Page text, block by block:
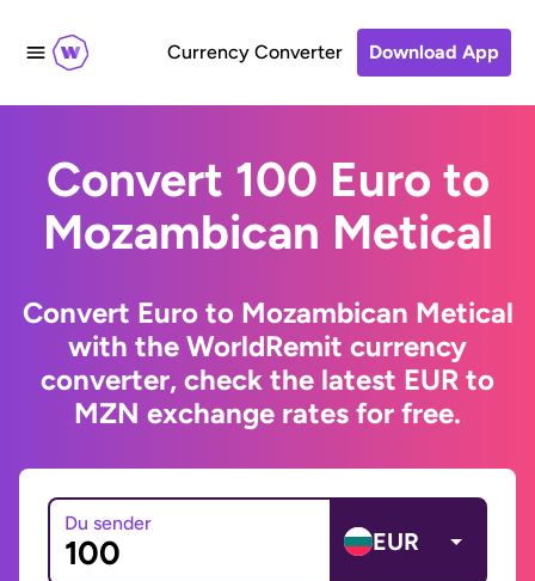
Currency Converter Download App
Convert 100 Euro to
Mozambican Metical
Convert Euro to Mozambican Metical
with the WorldRemit currency
converter, check the latest EUR to
MZN exchange rates for free.
Du sender
EUR